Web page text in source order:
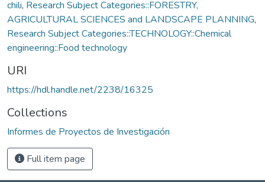
chili, Research Subject Categories::FORESTRY,
AGRICULTURAL SCIENCES and LANDSCAPE PLANNING,
Research Subject Categories::TECHNOLOGY::Chemical
engineering::Food technology
URI
https://hdl.handle.net/2238/16325
Collections
Informes de Proyectos de Investigación
Full item page